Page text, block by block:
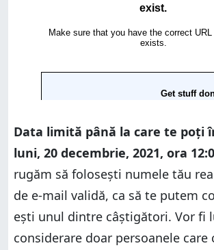
Data limită până la care te poți
luni, 20 decembrie, 2021, ora
rugăm să folosești numele tău
de e-mail validă, ca să te putem
ești unul dintre câștigători. Vor fi
considerare doar persoanele care